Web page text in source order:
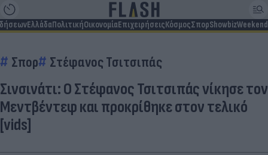
ΕλλάδαΠολιτικήΟικονομίαΕπιχειρήσειςΚόσμοςΣπορShowbizWeekend
Σπορ Στέφανος Τσιτσιπάς
Σινσινάτι: Ο Στέφανος Τσιτσιπάς νίκησε τον
Μεντβέντεφ και προκρίθηκε στον τελικό
[vids]